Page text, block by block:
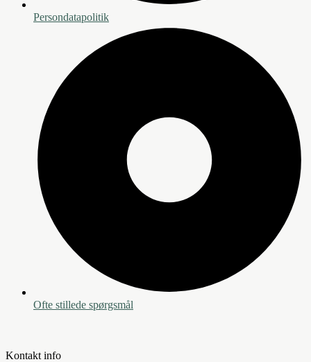
Persondatapolitik
Ofte stillede spørgsmål
Kontakt info